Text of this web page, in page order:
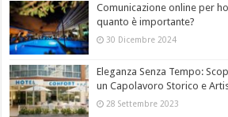
Comunicazione online per
quanto è importante?
30 Dicembre 2024
Eleganza Senza Tempo:
un Capolavoro Storico e
28 Settembre 2023